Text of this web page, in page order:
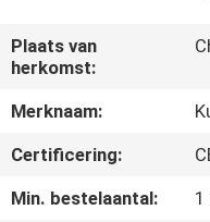
OVER
ONS
Plaats van
herkomst:
Merknaam:
Certificering:
Min. bestelaantal:
1